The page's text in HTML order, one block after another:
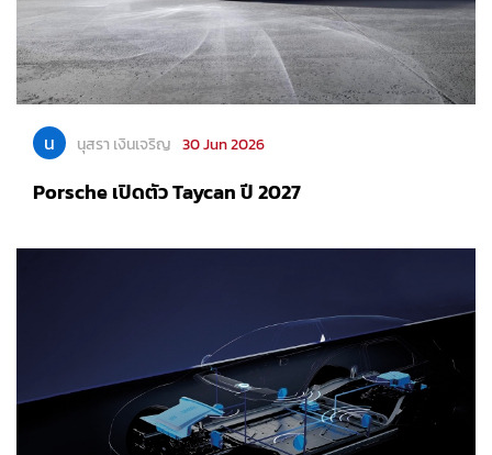
น นุสรา เงินเจริญ 30 Jun 2026
Porsche เปิดตัว Taycan ปี 2027